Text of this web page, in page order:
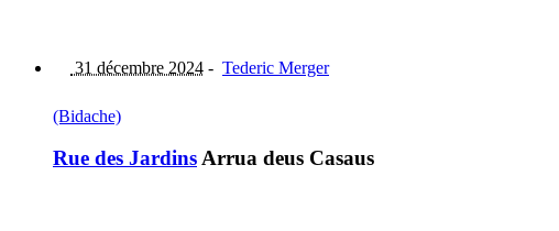
31 décembre 2024 - Tederic Merger
(Bidache)
Rue des JardinsArrua deus Casaus